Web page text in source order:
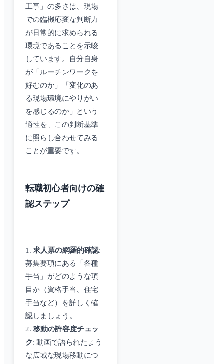
工事」の多さは、現場
での臨機応変な判断力
が日常的に求められる
環境であることを示唆
しています。自分自身
が「ルーチンワークを
好むのか」「変化のあ
る現場環境にやりがい
を感じるのか」という
適性を、この判断基準
に照らし合わせてみる
ことが重要です。
転職初心者向けの確
認ステップ
1. 求人票の網羅的確認:
募集要項にある「各種
手当」がどのような項
目か（資格手当、住宅
手当など）を詳しく確
認しましょう。
2. 移動の許容度チェッ
ク: 動画で語られたよう
な広域な現場移動につ